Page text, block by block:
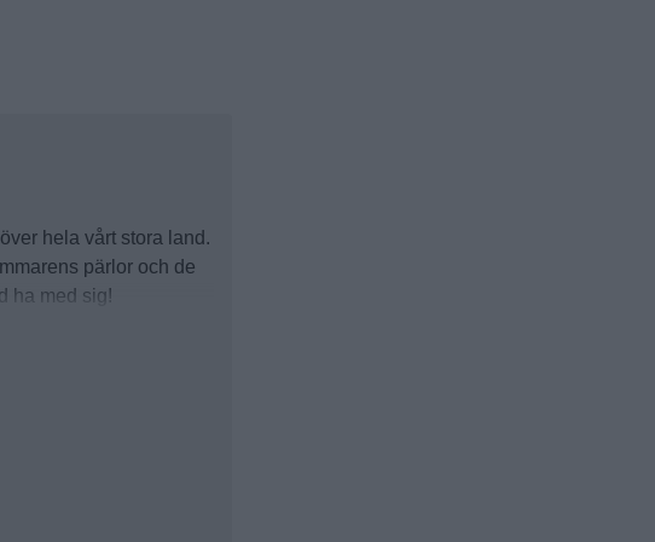
hela vårt stora land.
pärlor och de
ha med sig!